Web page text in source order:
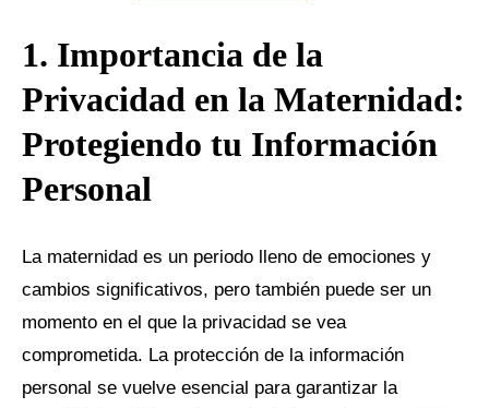
1. Importancia de la
Privacidad en la Maternidad:
Protegiendo tu Información
Personal
La maternidad es un periodo lleno de emociones y
cambios significativos, pero también puede ser un
momento en el que la privacidad se vea
comprometida. La protección de la información
personal se vuelve esencial para garantizar la